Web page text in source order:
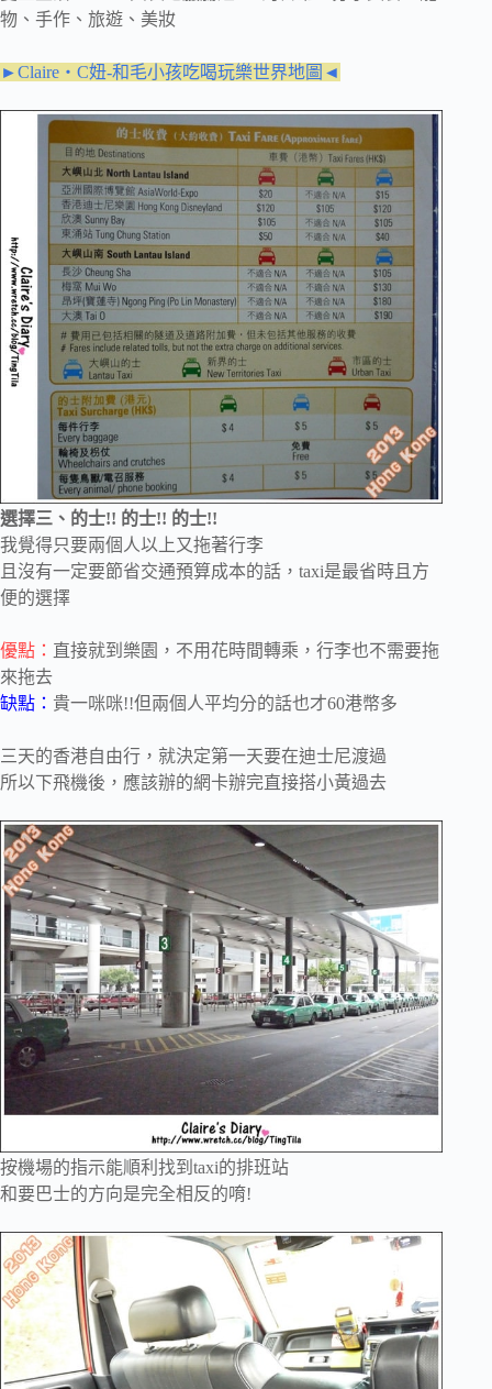
物、手作、旅遊、美妝
►Claire‧C妞-和毛小孩吃喝玩樂世界地圖◄
選擇三、的士!! 的士!! 的士!!
我覺得只要兩個人以上又拖著行李
且 沒有一定要節省交通預算成本的話， taxi是最省時且方
便的選擇
優點： 直接就到樂園，不用花時間轉乘，行李也不需要拖
來拖去
缺點： 貴一咪咪!!但兩個人平均分的話也才60港幣多
三天的香港自由行，就決定第一天要在迪士尼渡過
所以下飛機後，應該辦的網卡辦完直接搭小黃過去
按機場的指示能順利找到 taxi的排班站
和要巴士的方向是完全相反的唷!